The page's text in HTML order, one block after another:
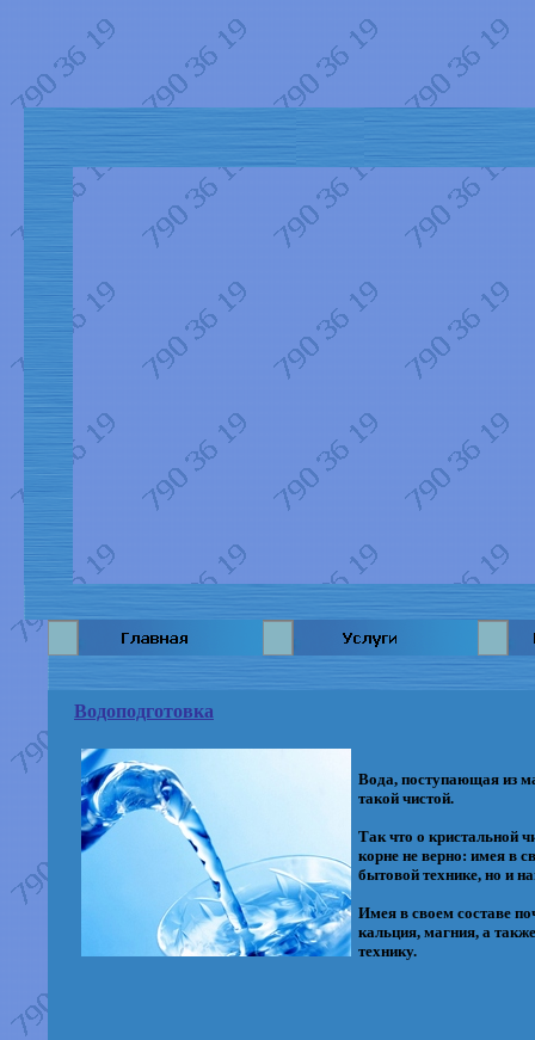
Вода, поступающая из
такой чистой.
Так что о кристальной
корне не верно: имея в
бытовой технике, но и
Имея в своем составе
кальция, магния, а
технику.
Водоподготовка